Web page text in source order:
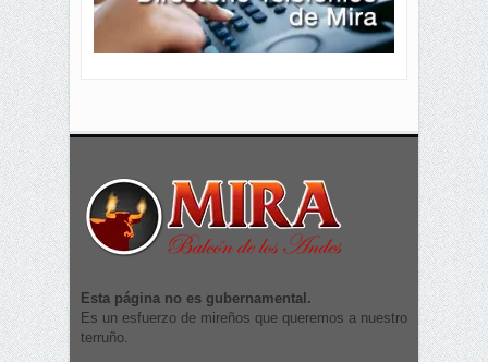
Esta página no es gubernamental.
Es un esfuerzo de mireños que queremos a nuestro
terruño.